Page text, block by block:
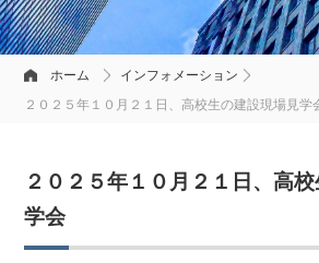
ホーム
インフォメーション
２０２５年１０月２１日、高校生の建設現場見学
２０２５年１０月２１日、高
学会